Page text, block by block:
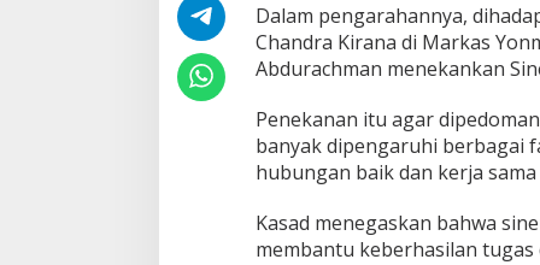
S
i
n
e
g
i
s
i
a
s
Dalam pengarahannya,
Chandra Kirana di Markas
Abdurachman menekankan
Penekanan itu agar
banyak dipengaruhi berbagai
hubungan baik dan kerja
Kasad menegaskan bahwa
membantu keberhasilan tugas